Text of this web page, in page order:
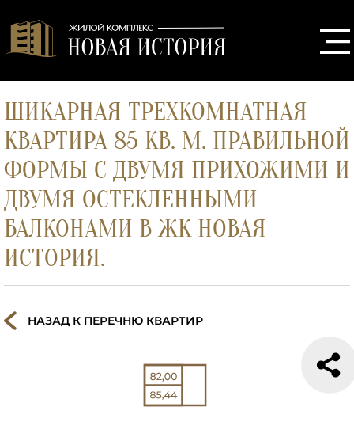
ШИКАРНАЯ ТРЕХКОМНАТНАЯ
КВАРТИРА 85 КВ. М. ПРАВИЛЬНОЙ
ФОРМЫ С ДВУМЯ ПРИХОЖИМИ И
ДВУМЯ ОСТЕКЛЕННЫМИ
БАЛКОНАМИ В ЖК НОВАЯ
ИСТОРИЯ.
НАЗАД К ПЕРЕЧНЮ КВАРТИР